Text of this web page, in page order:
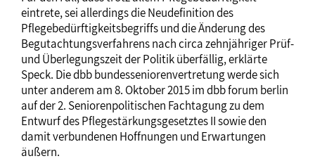
eintrete, sei allerdings die Neudefinition des
Pflegebedürftigkeitsbegriffs und die Änderung des
Begutachtungsverfahrens nach circa zehnjähriger Prüf-
und Überlegungszeit der Politik überfällig, erklärte
Speck. Die dbb bundesseniorenvertretung werde sich
unter anderem am 8. Oktober 2015 im dbb forum berlin
auf der 2. Seniorenpolitischen Fachtagung zu dem
Entwurf des Pflegestärkungsgesetztes II sowie den
damit verbundenen Hoffnungen und Erwartungen
äußern.